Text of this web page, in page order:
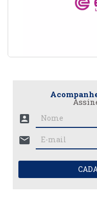
account_box
mail